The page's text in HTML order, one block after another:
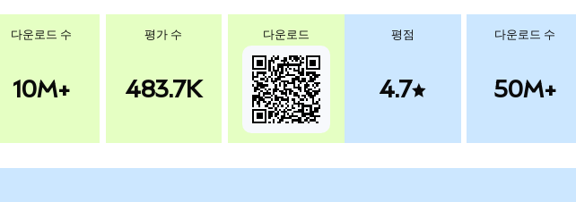
다운로드 수
10M+
평가 수
483.7K
다운로드 평점
4.7
다운로드 수
50M+